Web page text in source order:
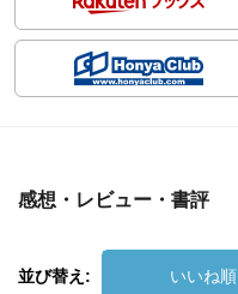
感想・レビュー・書評
並び替え: いいね順